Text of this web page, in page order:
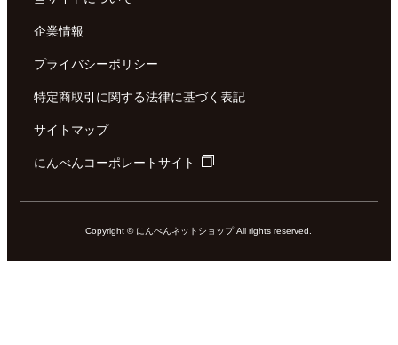
企業情報
プライバシーポリシー
特定商取引に関する法律に基づく表記
サイトマップ
にんべんコーポレートサイト
Copyright © にんべんネットショップ All rights reserved.